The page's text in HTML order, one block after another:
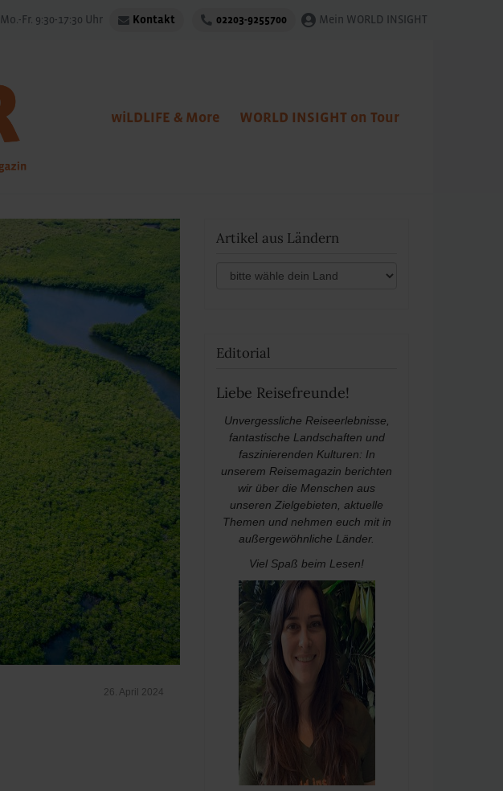
Mo.-Fr. 9:30-17:30 Uhr Kontakt 02203-9255700 Mein WORLD INSIGHT
wiLDLIFE & More WORLD INSIGHT on Tour
26. April 2024
Artikel aus Ländern
Editorial
Liebe Reisefreunde!
Unvergessliche Reiseerlebnisse,
fantastische Landschaften und
faszinierenden Kulturen: In
unserem Reisemagazin berichten
wir über die Menschen aus
unseren Zielgebieten, aktuelle
Themen und nehmen euch mit in
außergewöhnliche Länder.
Viel Spaß beim Lesen!